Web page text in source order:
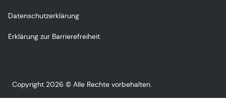
Datenschutzerklärung
Erklärung zur Barrierefreiheit
Copyright 2026 © Alle Rechte vorbehalten.